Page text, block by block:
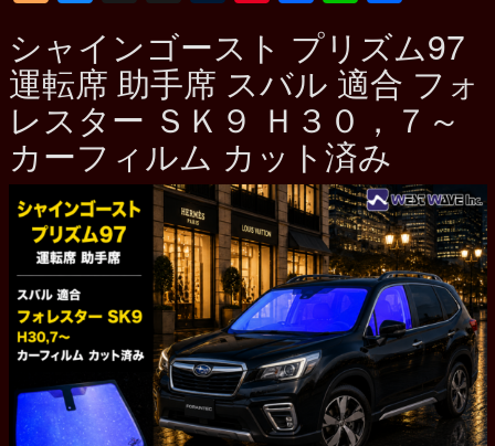
シャインゴースト プリズム97
運転席 助手席 スバル 適合 フォ
レスター ＳＫ９ Ｈ３０，７～
カーフィルム カット済み